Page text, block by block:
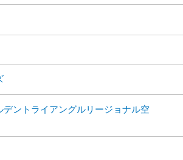
デントライアングルリージョナル空